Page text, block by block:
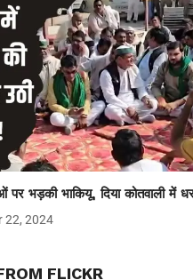
पर भड़की भाकियू, दिया कोतवाली में
22, 2024
FLICKR